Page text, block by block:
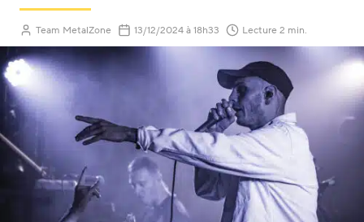
Team MetalZone 13/12/2024(Mis à jour le)
à 18h33 Lecture 2 min.